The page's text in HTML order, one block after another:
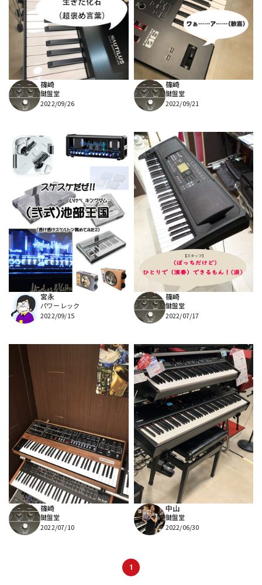
篠崎
鍵盤堂
2022/09/26
篠崎
鍵盤堂
2022/09/21
宮永
パワーレック
2022/09/15
篠崎
鍵盤堂
2022/07/17
篠崎
鍵盤堂
2022/07/10
中山
鍵盤堂
2022/06/30
1